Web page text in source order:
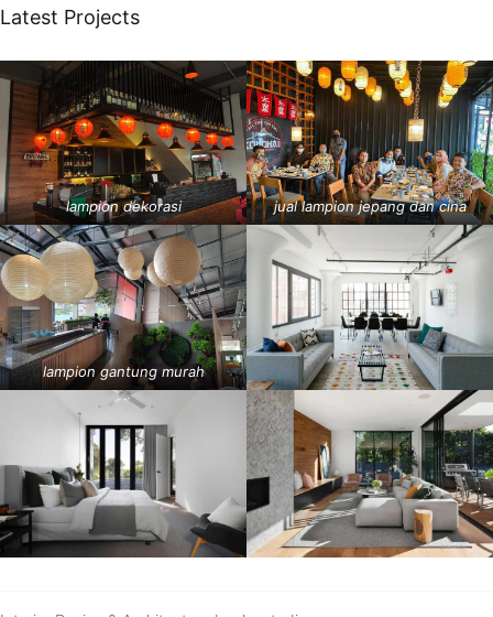
Latest Projects
lampion dekorasi jual lampion jepang dan cina
lampion gantung murah